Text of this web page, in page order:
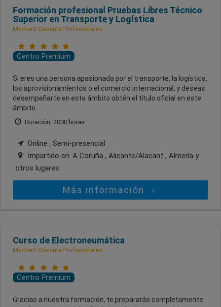
Formación profesional Pruebas Libres Técnico
Superior en Transporte y Logística
MasterD Davante Profesionales
Centro Premium
Si eres una persona apasionada por el transporte, la logística,
los aprovisionamientos o el comercio internacional, y deseas
desempeñarte en este ámbito obtén el título oficial en este
ámbito.
Duración: 2000 horas
Online , Semi-presencial
Impartido en: A Coruña , Alicante/Alacant , Almería y
otros lugares
Más información
Curso de Electroneumática
MasterD Davante Profesionales
Centro Premium
Gracias a nuestra formación, te prepararás completamente